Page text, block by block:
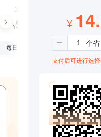
3个月
¥99
每日仅1.08元
¥
支付后可进行选